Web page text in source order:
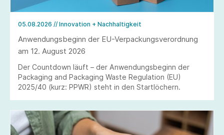
05.08.2026 // Innovation + Nachhaltigkeit
Anwendungsbeginn der EU-Verpackungsverordnung
am 12. August 2026
Der Countdown läuft – der Anwendungsbeginn der
Packaging and Packaging Waste Regulation (EU)
2025/40 (kurz: PPWR) steht in den Startlöchern.